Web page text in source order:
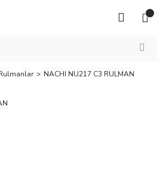
NACHI NU217 C3 RULMAN